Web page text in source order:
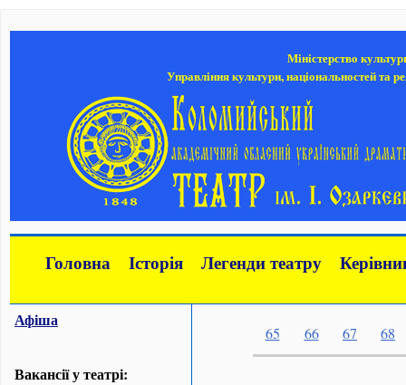
Міністерство
Управління культури, національностей та
Головна Історія Легенди театру
Афіша
Вакансії у театрі:
65 66 67 68